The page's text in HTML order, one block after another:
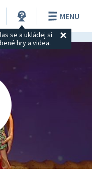
se a ukládej si
hry a videa.
MENU